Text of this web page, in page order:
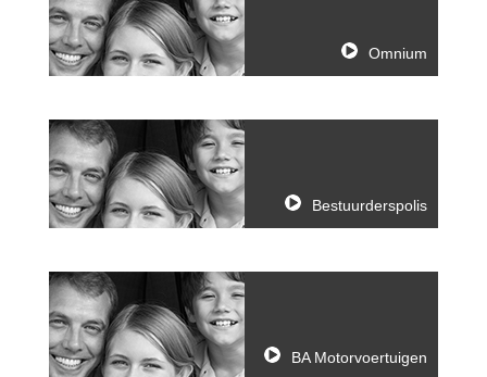
Omnium
Bestuurderspolis
BA Motorvoertuigen